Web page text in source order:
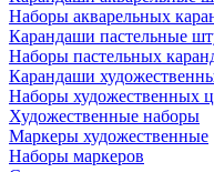
Наборы акварельных
Карандаши пастельные
Наборы пастельных
Карандаши
Наборы художественных
Художественные наборы
Маркеры художественные
Наборы маркеров